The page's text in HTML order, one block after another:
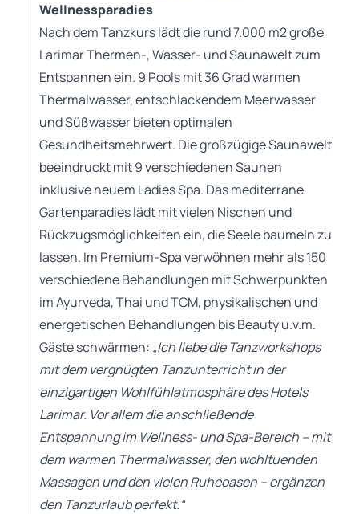
Wellnessparadies
Nach dem Tanzkurs lädt die rund 7.000 m2 große
Larimar Thermen-, Wasser- und Saunawelt zum
Entspannen ein. 9 Pools mit 36 Grad warmen
Thermalwasser, entschlackendem Meerwasser
und Süßwasser bieten optimalen
Gesundheitsmehrwert. Die großzügige Saunawelt
beeindruckt mit 9 verschiedenen Saunen
inklusive neuem Ladies Spa. Das mediterrane
Gartenparadies lädt mit vielen Nischen und
Rückzugsmöglichkeiten ein, die Seele baumeln zu
lassen. Im Premium-Spa verwöhnen mehr als 150
verschiedene Behandlungen mit Schwerpunkten
im Ayurveda, Thai und TCM, physikalischen und
energetischen Behandlungen bis Beauty u.v.m.
Gäste schwärmen: „Ich liebe die Tanzworkshops
mit dem vergnügten Tanzunterricht in der
einzigartigen Wohlfühlatmosphäre des Hotels
Larimar. Vor allem die anschließende
Entspannung im Wellness- und Spa-Bereich – mit
dem warmen Thermalwasser, den wohltuenden
Massagen und den vielen Ruheoasen – ergänzen
den Tanzurlaub perfekt.“